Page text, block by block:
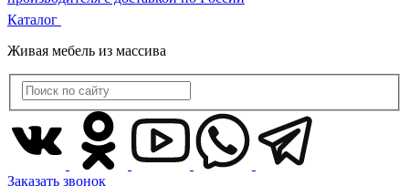
Каталог
Живая мебель из массива
Заказать звонок